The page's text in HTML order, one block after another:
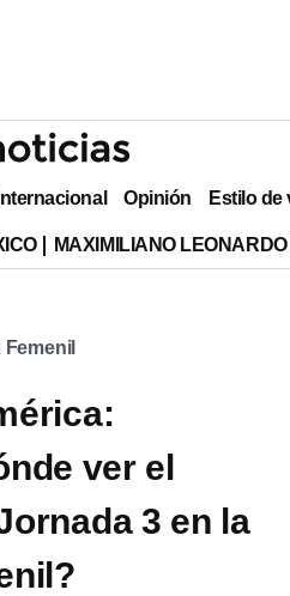
Internacional Opinión Estilo de
MAXIMILIANO
Femenil
ver el
3 en la